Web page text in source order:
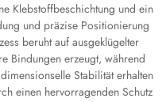
Klebstoffbeschichtung und ein
und präzise Positionierung
beruht auf ausgeklügelter
Bindungen erzeugt, während
Stabilität erhalten
einen hervorragenden Schutz